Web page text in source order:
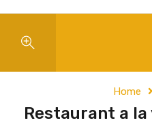
Home
Restaurant a